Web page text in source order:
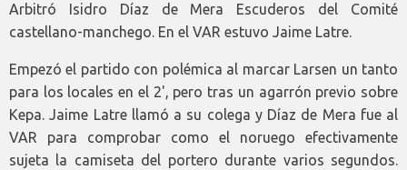
Arbitró Isidro Díaz de Mera Escuderos del Comité
castellano-manchego. En el VAR estuvo Jaime Latre.
Empezó el partido con polémica al marcar Larsen un tanto
para los locales en el 2', pero tras un agarrón previo sobre
Kepa. Jaime Latre llamó a su colega y Díaz de Mera fue al
VAR para comprobar como el noruego efectivamente
sujeta la camiseta del portero durante varios segundos.